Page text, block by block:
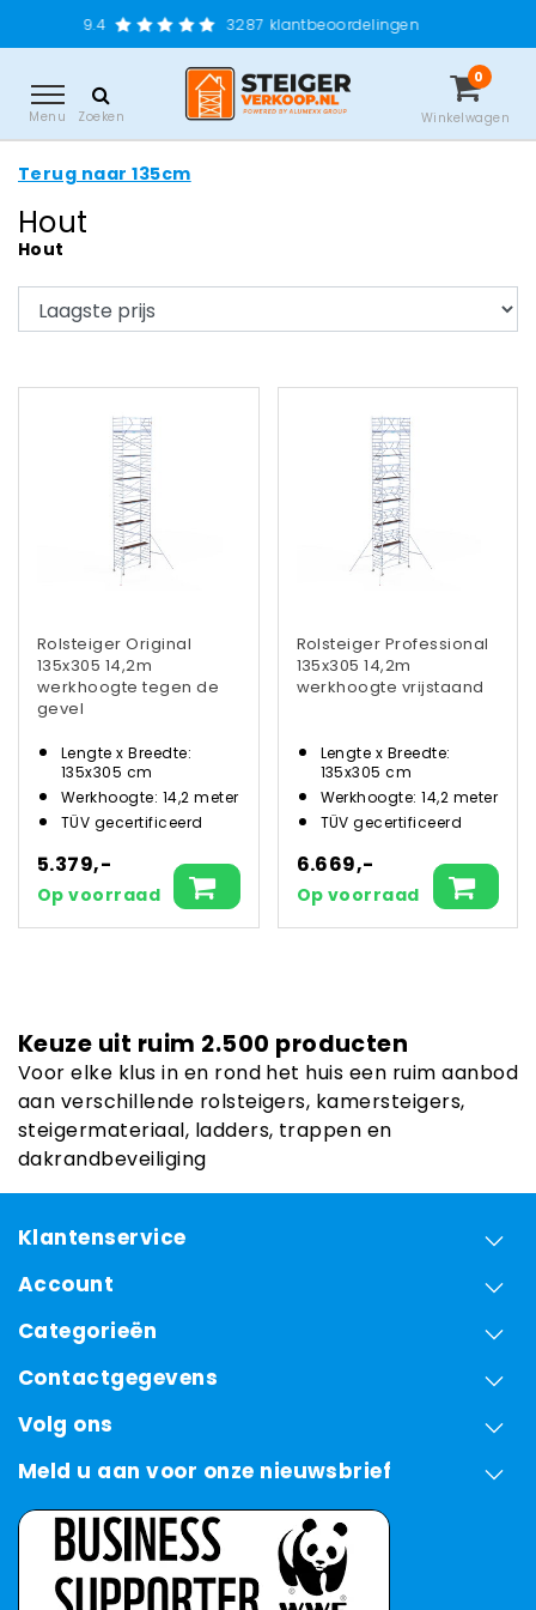
3287 klantbeoordelingen
Menu Zoeken
0
Winkelwagen
Terug naar 135cm
Hout
Hout
Rolsteiger Original
135x305 14,2m
werkhoogte tegen de
gevel
Lengte x Breedte:
135x305 cm
Werkhoogte: 14,2 meter
TÜV gecertificeerd
5.379,-
Op voorraad
Rolsteiger Professional
135x305 14,2m
werkhoogte vrijstaand
Lengte x Breedte:
135x305 cm
Werkhoogte: 14,2 meter
TÜV gecertificeerd
6.669,-
Op voorraad
Keuze uit ruim 2.500 producten
Voor elke klus in en rond het huis een ruim aanbod
aan verschillende rolsteigers, kamersteigers,
steigermateriaal, ladders, trappen en
dakrandbeveiliging
Klantenservice
Account
Categorieën
Contactgegevens
Volg ons
Meld u aan voor onze nieuwsbrief